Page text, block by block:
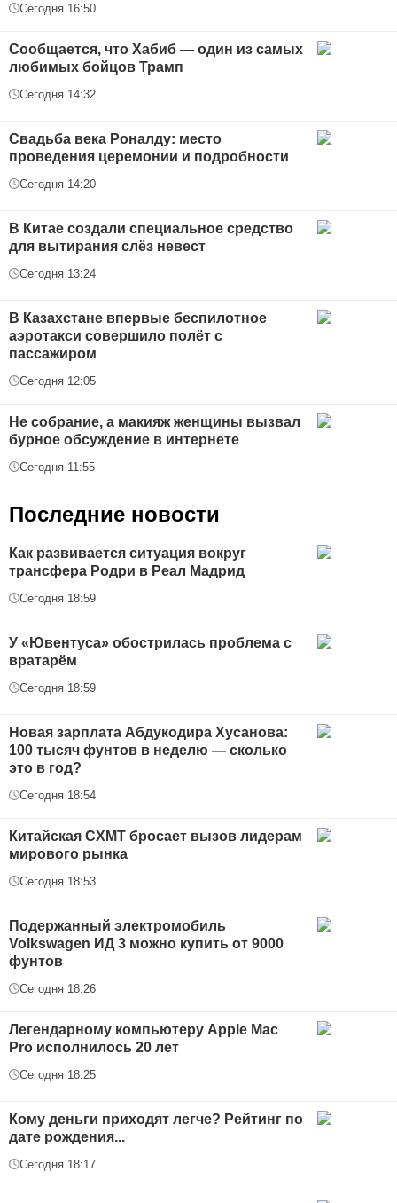
Сегодня 16:50
Сообщается, что Хабиб — один из самых
любимых бойцов Трамп
Сегодня 14:32
Свадьба века Роналду: место
проведения церемонии и подробности
Сегодня 14:20
В Китае создали специальное средство
для вытирания слёз невест
Сегодня 13:24
В Казахстане впервые беспилотное
аэротакси совершило полёт с
пассажиром
Сегодня 12:05
Не собрание, а макияж женщины вызвал
бурное обсуждение в интернете
Сегодня 11:55
Последние новости
Как развивается ситуация вокруг
трансфера Родри в Реал Мадрид
Сегодня 18:59
У «Ювентуса» обострилась проблема с
вратарём
Сегодня 18:59
Новая зарплата Абдукодира Хусанова:
100 тысяч фунтов в неделю — сколько
это в год?
Сегодня 18:54
Китайская CXMT бросает вызов лидерам
мирового рынка
Сегодня 18:53
Подержанный электромобиль
Volkswagen ИД 3 можно купить от 9000
фунтов
Сегодня 18:26
Легендарному компьютеру Apple Mac
Pro исполнилось 20 лет
Сегодня 18:25
Кому деньги приходят легче? Рейтинг по
дате рождения...
Сегодня 18:17